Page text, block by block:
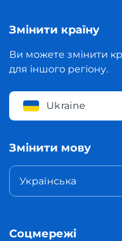
Змінити країну
Ви можете змінити
для іншого регіону.
Ukraine
Змінити мову
Українська
Соцмережі